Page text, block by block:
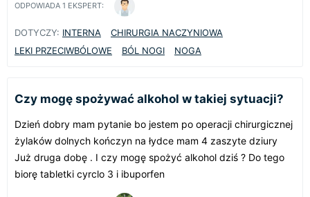
ODPOWIADA 1 EKSPERT:
DOTYCZY: INTERNA
CHIRURGIA NACZYNIOWA
LEKI PRZECIWBÓLOWE
BÓL NOGI NOGA
Czy mogę spożywać alkohol w takiej sytuacji?
Dzień dobry mam pytanie bo jestem po operacji chirurgicznej
żylaków dolnych kończyn na łydce mam 4 zaszyte dziury
Już druga dobę . I czy mogę spożyć alkohol dziś ? Do tego
biorę tabletki cyrclo 3 i ibuporfen